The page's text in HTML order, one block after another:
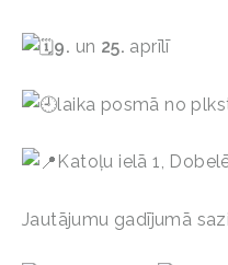
9. un 25. aprīlī
laika posmā no
Katoļu ielā 1,
Jautājumu gadījumā